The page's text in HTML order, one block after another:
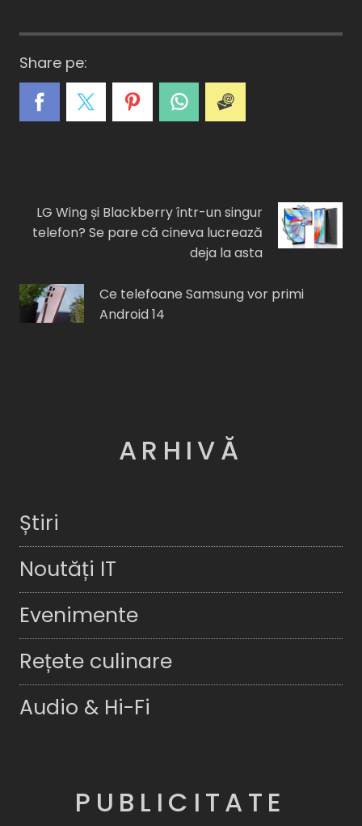
Share pe:
A C E I F
LG Wing și Blackberry într-un singur
telefon? Se pare că cineva lucrează
deja la asta
Ce telefoane Samsung vor primi
Android 14
ARHIVĂ
Știri
Noutăți IT
Evenimente
Rețete culinare
Audio & Hi-Fi
PUBLICITATE